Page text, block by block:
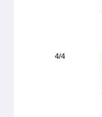
4/4